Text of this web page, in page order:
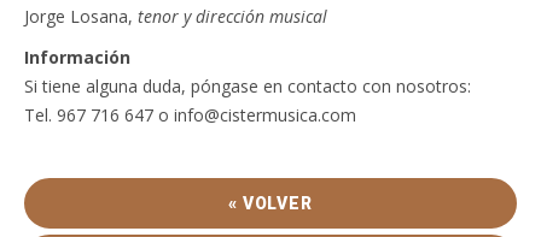
Jorge Losana, tenor y dirección musical
Información
Si tiene alguna duda, póngase en contacto con nosotros:
Tel. 967 716 647 o info@cistermusica.com
« VOLVER